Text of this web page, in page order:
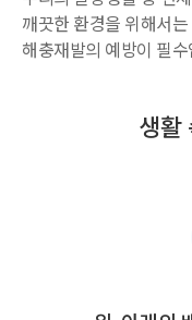
깨끗한 환경을 위해서
해충재발의 예방이 필수
생활